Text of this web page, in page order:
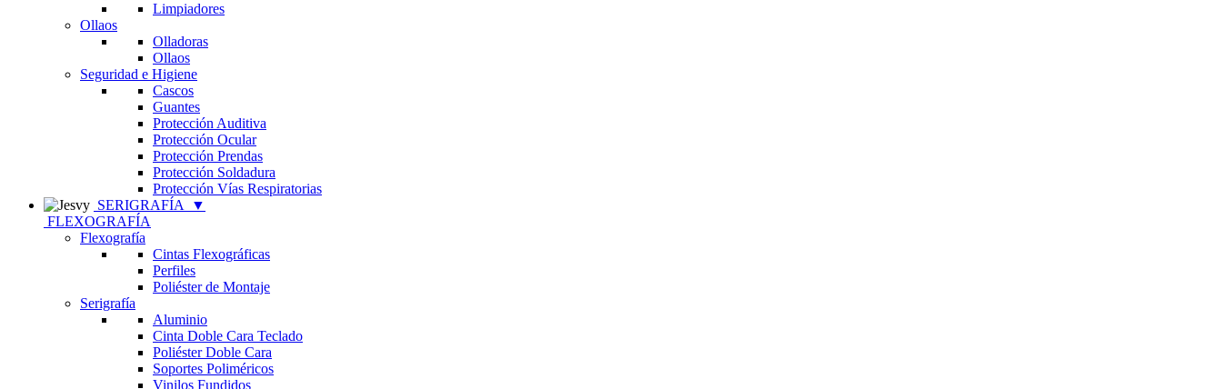
Limpiadores
Ollaos
Olladoras
Ollaos
Seguridad e Higiene
Cascos
Guantes
Protección Auditiva
Protección Ocular
Protección Prendas
Protección Soldadura
Protección Vías Respiratorias
SERIGRAFÍA
▼
FLEXOGRAFÍA
Flexografía
Cintas Flexográficas
Perfiles
Poliéster de Montaje
Serigrafía
Aluminio
Cinta Doble Cara Teclado
Poliéster Doble Cara
Soportes Poliméricos
Vinilos Fundidos